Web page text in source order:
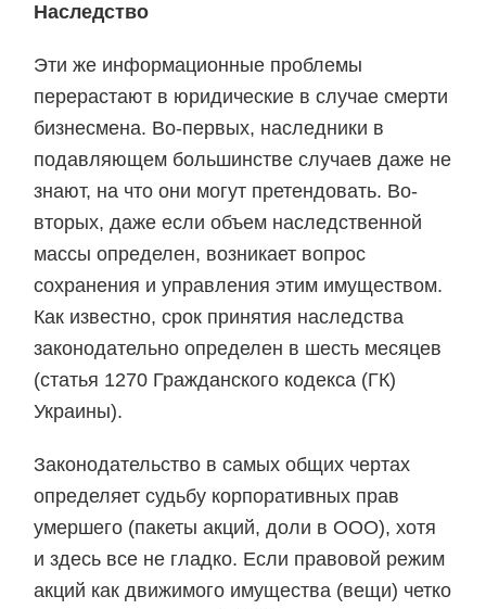
Наследство
Эти же информационные проблемы
перерастают в юридические в случае смерти
бизнесмена. Во-первых, наследники в
подавляющем большинстве случаев даже не
знают, на что они могут претендовать. Во-
вторых, даже если объем наследственной
массы определен, возникает вопрос
сохранения и управления этим имуществом.
Как известно, срок принятия наследства
законодательно определен в шесть месяцев
(статья 1270 Гражданского кодекса (ГК)
Украины).
Законодательство в самых общих чертах
определяет судьбу корпоративных прав
умершего (пакеты акций, доли в ООО), хотя
и здесь все не гладко. Если правовой режим
акций как движимого имущества (вещи) четко